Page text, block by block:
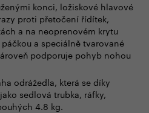
konci, ložiskové hlavové
proti přetočení řídítek,
a na neoprenovém krytu
a speciálně tvarované
podporuje pohyb nohou
odrážedla, která se díky
sedlová trubka, ráfky,
4.8 kg.